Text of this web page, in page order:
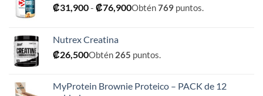
₡31,900- ₡76,900Rango
₡31,900
Obtén769 puntos.
Nutrex Creatina
₡26,500Obtén 265 puntos.
MyProtein Brownie Proteico – PACK de 12